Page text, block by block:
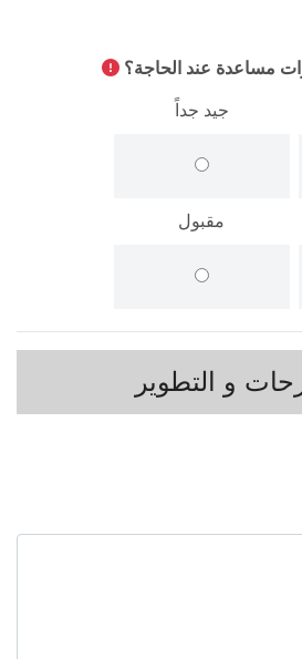
مساعدة عند الحاجة؟
جيد جداً
مقبول
و التطوير